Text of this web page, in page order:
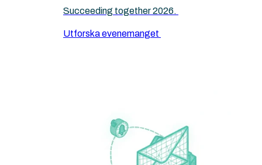
Succeeding together 2026.
Utforska evenemanget